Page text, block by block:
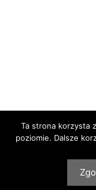
Ta strona korzysta
poziomie. Dalsze